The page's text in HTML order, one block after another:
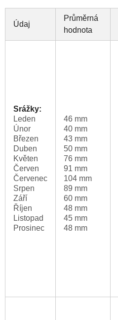
Údaj
Průměrná
hodnota
Srážky:
Leden
Únor
Březen
Duben
Květen
Červen
Červenec
Srpen
Září
Říjen
Listopad
Prosinec
46 mm
40 mm
43 mm
50 mm
76 mm
91 mm
104 mm
89 mm
60 mm
48 mm
45 mm
48 mm